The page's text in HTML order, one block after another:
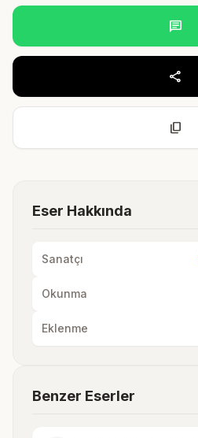
chat
share
content_copy
Eser Hakkında
Sanatçı
Okunma
Eklenme
Benzer Eserler